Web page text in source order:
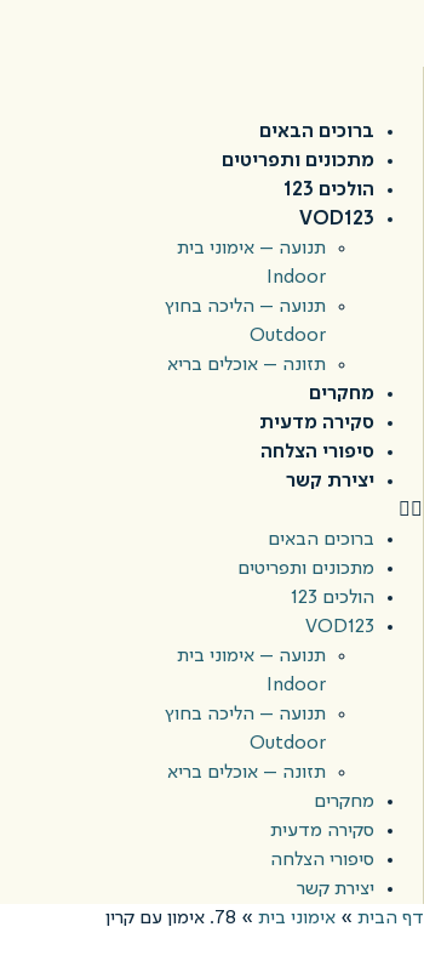
ברוכים הבאים
מתכונים ותפריטים
הולכים 123
VOD123
תנועה – אימוני בית
Indoor
תנועה – הליכה בחוץ
Outdoor
תזונה – אוכלים בריא
מחקרים
סקירה מדעית
סיפורי הצלחה
יצירת קשר
ברוכים הבאים
מתכונים ותפריטים
הולכים 123
VOD123
תנועה – אימוני בית
Indoor
תנועה – הליכה בחוץ
Outdoor
תזונה – אוכלים בריא
מחקרים
סקירה מדעית
סיפורי הצלחה
יצירת קשר
דף הבית » אימוני בית » 78. אימון עם קרין